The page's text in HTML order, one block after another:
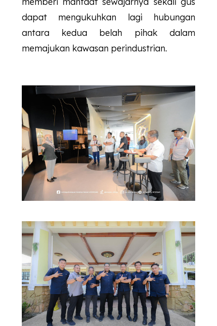
dapat mengukuhkan lagi hubungan
antara kedua belah pihak dalam
memajukan kawasan perindustrian.